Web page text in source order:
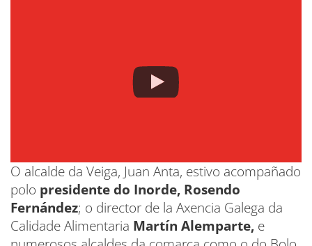
O alcalde da Veiga, Juan Anta, estivo acompañado
polo presidente do Inorde, Rosendo
Fernández; o director de la Axencia Galega da
Calidade Alimentaria Martín Alemparte, e